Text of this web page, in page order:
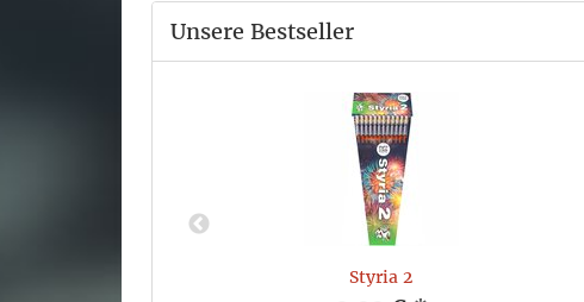
Unsere Bestseller
Styria 2